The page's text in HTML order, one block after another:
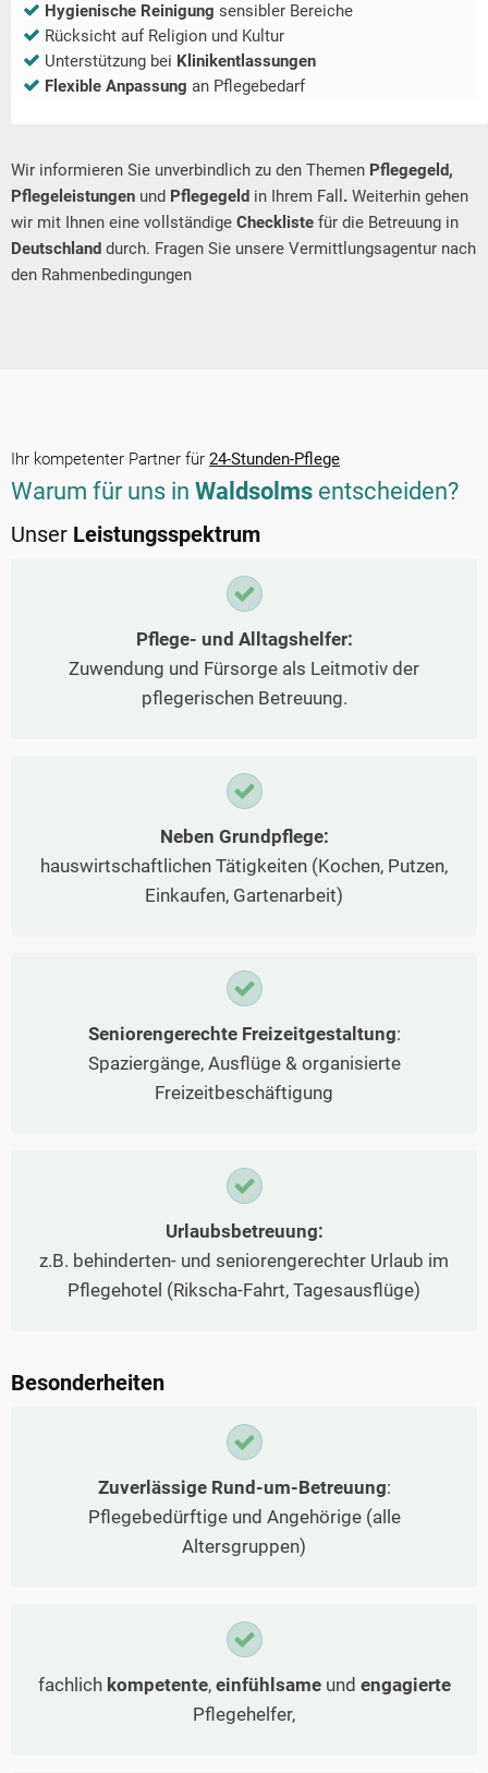
Hygienische Reinigung sensibler Bereiche
Rücksicht auf Religion und Kultur
Unterstützung bei Klinikentlassungen
Flexible Anpassung an Pflegebedarf
Wir informieren Sie unverbindlich zu den Themen Pflegegeld,
Pflegeleistungen und Pflegegeld in Ihrem Fall . Weiterhin gehen
wir mit Ihnen eine vollständige Checkliste für die Betreuung in
Deutschland durch. Fragen Sie unsere Vermittlungsagentur nach
den Rahmenbedingungen
Ihr kompetenter Partner für 24-Stunden-Pflege
Warum für uns in Waldsolms entscheiden?
Unser Leistungsspektrum
Pflege- und Alltagshelfer:
Zuwendung und Fürsorge als Leitmotiv der
pflegerischen Betreuung.
Neben Grundpflege:
hauswirtschaftlichen Tätigkeiten (Kochen, Putzen,
Einkaufen, Gartenarbeit)
Seniorengerechte Freizeitgestaltung:
Spaziergänge, Ausflüge & organisierte
Freizeitbeschäftigung
Urlaubsbetreuung:
z.B. behinderten- und seniorengerechter Urlaub im
Pflegehotel (Rikscha-Fahrt, Tagesausflüge)
Besonderheiten
Zuverlässige Rund-um-Betreuung:
Pflegebedürftige und Angehörige (alle
Altersgruppen)
fachlich kompetente, einfühlsameund engagierte
Pflegehelfer,